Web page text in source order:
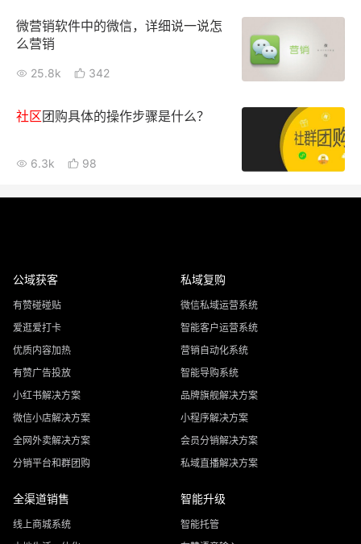
微营销软件中的微信，详细说一说怎
么营销
25.8k 342
社区团购具体的操作步骤是什么？
6.3k 98
公域获客
有赞碰碰贴
爱逛爱打卡
优质内容加热
有赞广告投放
小红书解决方案
微信小店解决方案
全网外卖解决方案
分销平台和群团购
私域复购
微信私域运营系统
智能客户运营系统
营销自动化系统
智能导购系统
品牌旗舰解决方案
小程序解决方案
会员分销解决方案
私域直播解决方案
全渠道销售
线上商城系统
智能升级
智能托管